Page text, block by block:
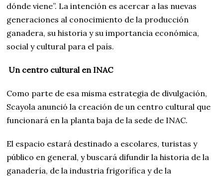
dónde viene”. La intención es acercar a las nuevas
generaciones al conocimiento de la producción
ganadera, su historia y su importancia económica,
social y cultural para el país.
Un centro cultural en INAC
Como parte de esa misma estrategia de divulgación,
Scayola anunció la creación de un centro cultural que
funcionará en la planta baja de la sede de INAC.
El espacio estará destinado a escolares, turistas y
público en general, y buscará difundir la historia de la
ganadería, de la industria frigorífica y de la